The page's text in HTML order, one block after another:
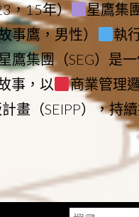
，15年）
星鷹集
事鷹，男性）
執
鷹集團（SEG）是
事，以
商業管理
畫（SEIPP），持
搜